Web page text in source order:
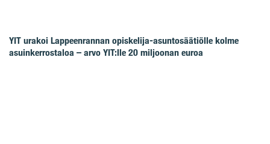
YIT urakoi Lappeenrannan opiskelija-asuntosäätiölle kolme
asuinkerrostaloa – arvo YIT:lle 20 miljoonan euroa